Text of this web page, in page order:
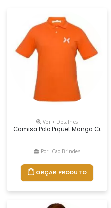
Ver + Detalhes
Camisa Polo Piquet Manga Curta
Por: Cao Brindes
ORÇAR PRODUTO